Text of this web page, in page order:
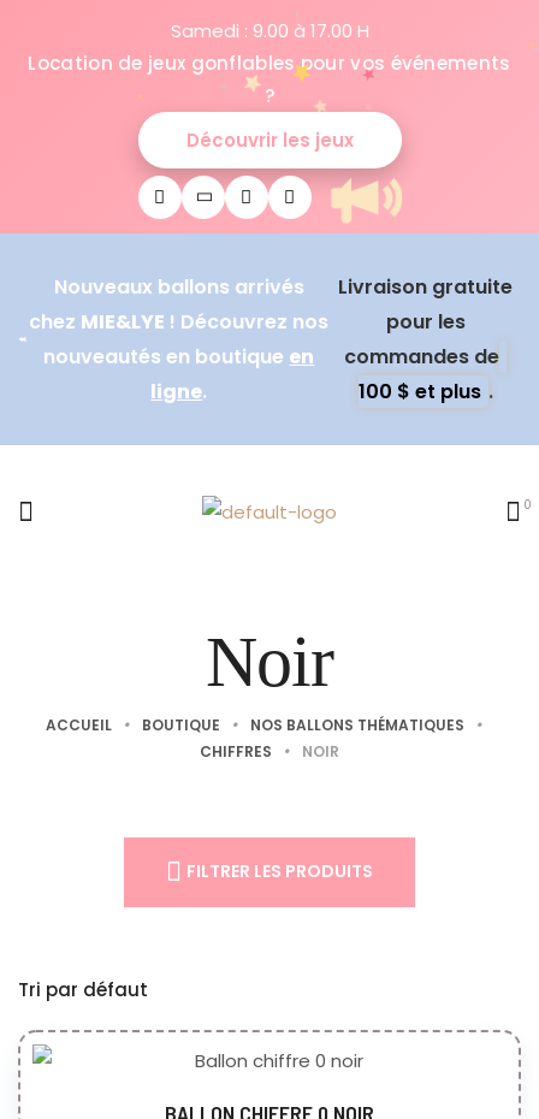
Samedi : 9.00 à 17.00 H
Location de jeux gonflables pour vos événements
?
Découvrir les jeux
Nouveaux ballons arrivés
chez MIE&LYE ! Découvrez nos
nouveautés en boutique en
ligne.
Livraison gratuite
pour les
commandes de
100 $ et plus .
0
Noir
ACCUEIL • BOUTIQUE • NOS BALLONS THÉMATIQUES
•
CHIFFRES
• NOIR
FILTRER LES PRODUITS
BALLON CHIFFRE 0 NOIR